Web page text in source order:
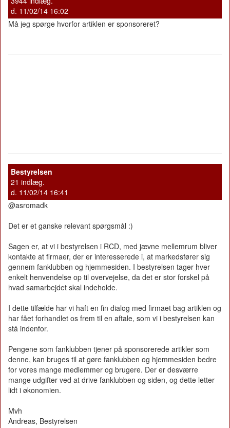
d. 11/02/14 16:02
Må jeg spørge hvorfor artiklen er sponsoreret?
Bestyrelsen
21 indlæg.
d. 11/02/14 16:41
@asromadk
Det er et ganske relevant spørgsmål :)
Sagen er, at vi i bestyrelsen i RCD, med jævne mellemrum bliver
kontakte at firmaer, der er interesserede i, at markedsfører sig
gennem fanklubben og hjemmesiden. I bestyrelsen tager hver
enkelt henvendelse op til overvejelse, da det er stor forskel på
hvad samarbejdet skal indeholde.
I dette tilfælde har vi haft en fin dialog med firmaet bag artiklen og
har fået forhandlet os frem til en aftale, som vi i bestyrelsen kan
stå indenfor.
Pengene som fanklubben tjener på sponsorerede artikler som
denne, kan bruges til at gøre fanklubben og hjemmesiden bedre
for vores mange medlemmer og brugere. Der er desværre
mange udgifter ved at drive fanklubben og siden, og dette letter
lidt i økonomien.
Mvh
Andreas, Bestyrelsen